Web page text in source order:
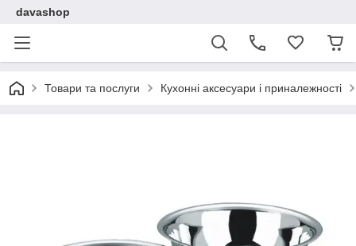
davashop
Товари та послуги Кухонні аксесуари і приналежності